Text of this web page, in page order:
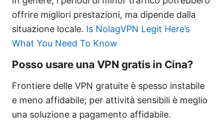
offrire migliori prestazioni, ma dipende dalla
situazione locale. Is NolagVPN Legit Here’s
What You Need To Know
Posso usare una VPN gratis in Cina?
Frontiere delle VPN gratuite è spesso instabile
e meno affidabile; per attività sensibili è meglio
una soluzione a pagamento affidabile.